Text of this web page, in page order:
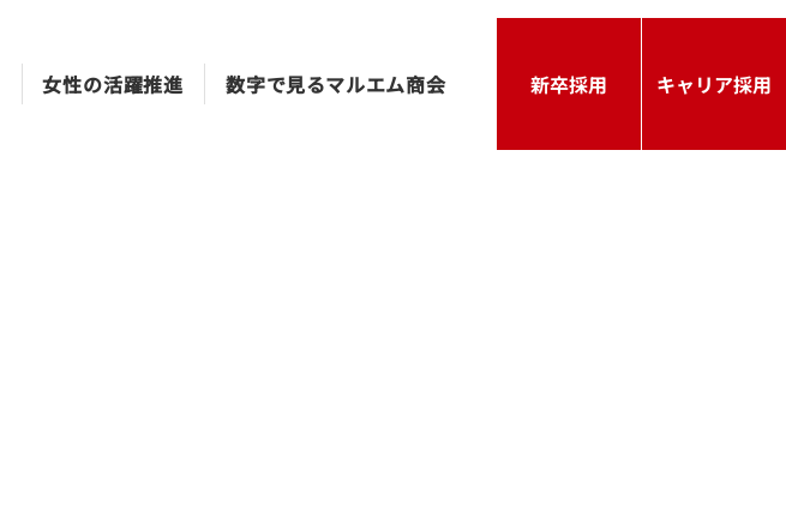
女性の活躍推進 数字で見るマルエム商会 新卒採用 キャリア採用